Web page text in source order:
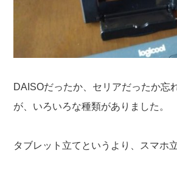
DAISOだったか、セリアだったか忘
が、いろいろな種類がありました。
タブレット立てというより、スマホ